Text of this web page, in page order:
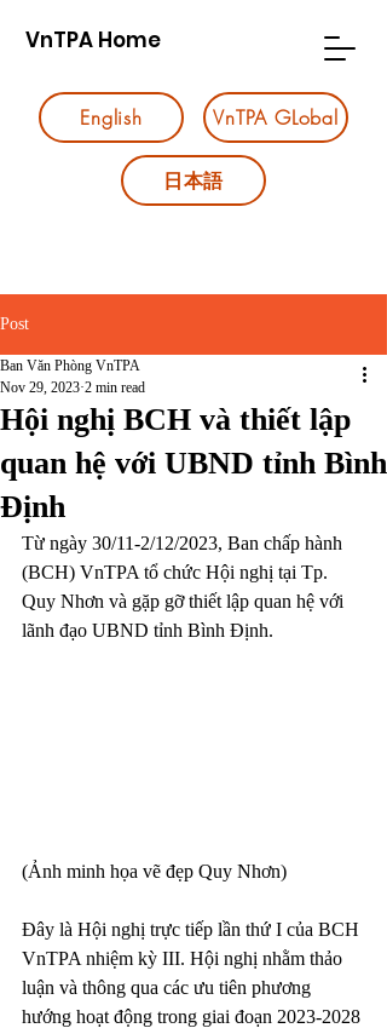
VnTPA Home
English VnTPA GLobal
日本語
Post
Hội nghị BCH và thiết lập
quan hệ với UBND tỉnh Bình
Định
Ban Văn Phòng VnTPA
Nov 29, 2023 2 min read
Từ ngày 30/11-2/12/2023, Ban chấp hành
(BCH) VnTPA tổ chức Hội nghị tại Tp.
Quy Nhơn và gặp gỡ thiết lập quan hệ với
lãnh đạo UBND tỉnh Bình Định.
(Ảnh minh họa vẽ đẹp Quy Nhơn)
Đây là Hội nghị trực tiếp lần thứ I của BCH
VnTPA nhiệm kỳ III. Hội nghị nhằm thảo
luận và thông qua các ưu tiên phương
hướng hoạt động trong giai đoạn 2023-2028